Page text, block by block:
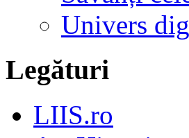
Univers
Legături
LIIS.ro